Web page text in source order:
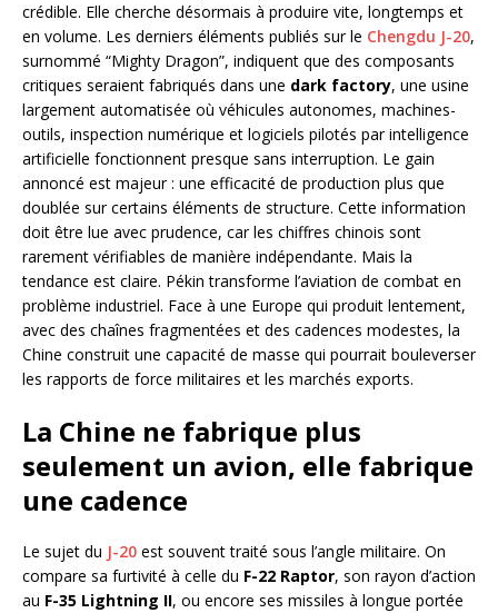
crédible. Elle cherche désormais à produire vite, longtemps et
en volume. Les derniers éléments publiés sur le Chengdu J-20,
surnommé “Mighty Dragon”, indiquent que des composants
critiques seraient fabriqués dans une dark factory, une usine
largement automatisée où véhicules autonomes, machines-
outils, inspection numérique et logiciels pilotés par intelligence
artificielle fonctionnent presque sans interruption. Le gain
annoncé est majeur : une efficacité de production plus que
doublée sur certains éléments de structure. Cette information
doit être lue avec prudence, car les chiffres chinois sont
rarement vérifiables de manière indépendante. Mais la
tendance est claire. Pékin transforme l’aviation de combat en
problème industriel. Face à une Europe qui produit lentement,
avec des chaînes fragmentées et des cadences modestes, la
Chine construit une capacité de masse qui pourrait bouleverser
les rapports de force militaires et les marchés exports.
La Chine ne fabrique plus
seulement un avion, elle fabrique
une cadence
Le sujet du J-20 est souvent traité sous l’angle militaire. On
compare sa furtivité à celle du F-22 Raptor, son rayon d’action
au F-35 Lightning II, ou encore ses missiles à longue portée